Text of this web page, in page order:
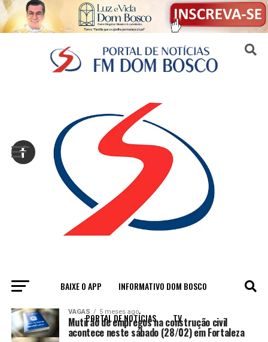
BAIXE O APP INFORMATIVO DOM BOSCO
PORTAL DE NOTÍCIAS TV
All posts tagged "Diagonal"
VAGAS 5 meses ago
Mutirão de empregos na construção civil
acontece neste sábado (28/02) em Fortaleza
Sair da versão mobile